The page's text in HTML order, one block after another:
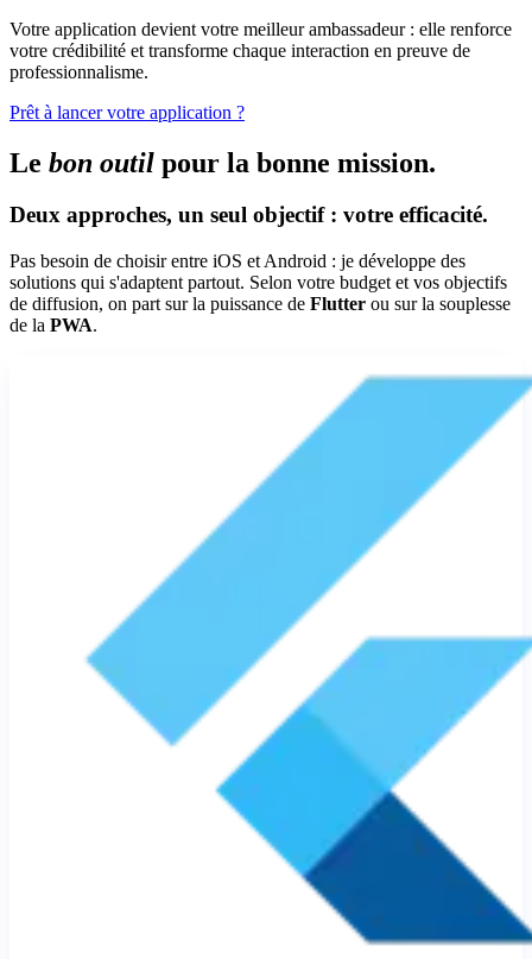
Votre application devient votre meilleur ambassadeur : elle renforce
votre crédibilité et transforme chaque interaction en preuve de
professionnalisme.
Prêt à lancer votre application ?
Le bon outil pour la bonne mission.
Deux approches, un seul objectif : votre efficacité.
Pas besoin de choisir entre iOS et Android : je développe des
solutions qui s'adaptent partout. Selon votre budget et vos objectifs
de diffusion, on part sur la puissance de Flutter ou sur la souplesse
de la PWA.